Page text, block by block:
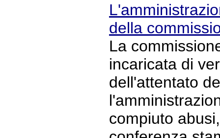
della
La
incaricata di
dell'attentato
compiuto